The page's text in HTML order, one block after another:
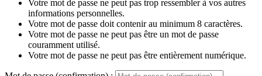
Votre mot de passe ne peut pas trop ressembler à vos autres
informations personnelles.
Votre mot de passe doit contenir au minimum 8 caractères.
Votre mot de passe ne peut pas être un mot de passe
couramment utilisé.
Votre mot de passe ne peut pas être entièrement numérique.